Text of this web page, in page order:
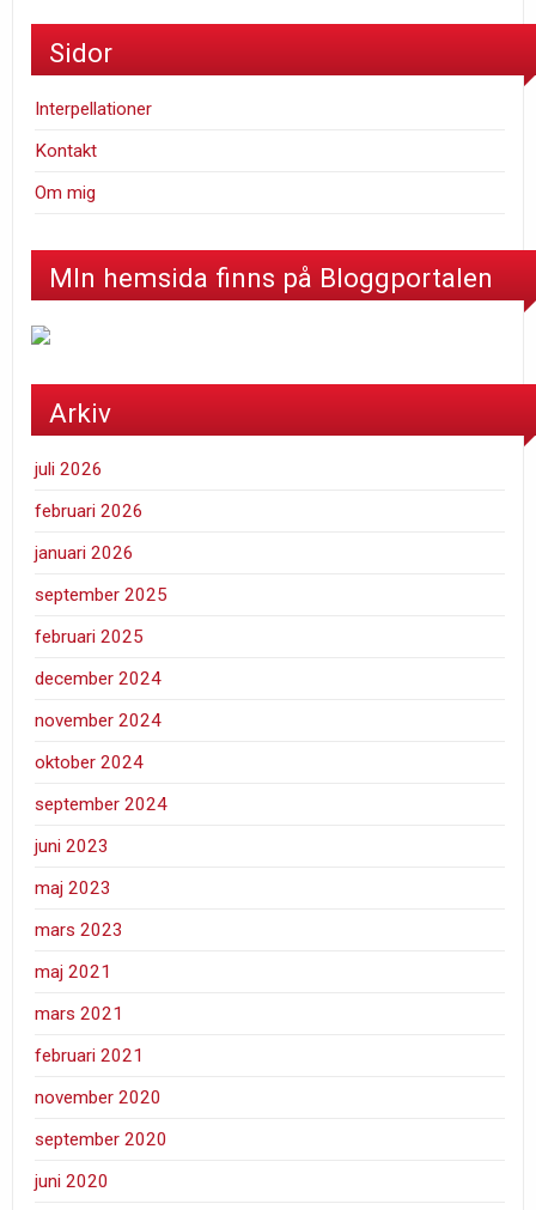
Sidor
Interpellationer
Kontakt
Om mig
MIn hemsida finns på Bloggportalen
Arkiv
juli 2026
februari 2026
januari 2026
september 2025
februari 2025
december 2024
november 2024
oktober 2024
september 2024
juni 2023
maj 2023
mars 2023
maj 2021
mars 2021
februari 2021
november 2020
september 2020
juni 2020